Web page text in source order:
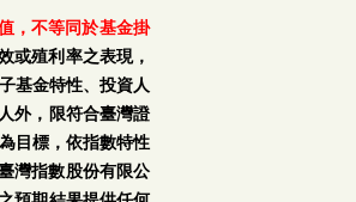
，不等同於基金掛
或殖利率之表現，
基金特性、投資人
外，限符合臺灣證
目標，依指數特性
灣指數股份有限公